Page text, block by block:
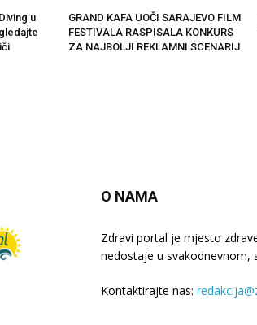
u
GRAND KAFA UOČI SARAJEVO FILM
FESTIVALA RASPISALA KONKURS
ZA NAJBOLJI REKLAMNI SCENARIJ
O NAMA
Zdravi portal je mjesto
nedostaje u svakodnevnom,
Kontaktirajte nas: